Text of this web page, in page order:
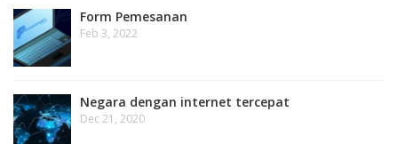
Form Pemesanan
Feb 3, 2022
Negara dengan internet tercepat
Dec 21, 2020